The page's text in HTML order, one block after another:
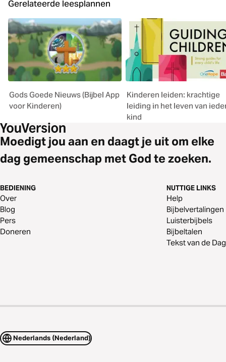
Gerelateerde leesplannen
Gods Goede Nieuws (Bijbel App
voor Kinderen)
Kinderen leiden: krachtige
leiding in het leven van
kind
Moedigt jou aan en daagt je uit om elke
dag gemeenschap met God te zoeken.
BEDIENING
Over
Blog
Pers
Doneren
NUTTIGE LINKS
Help
Bijbelvertalingen
Luisterbijbels
Bijbeltalen
Tekst van de Dag
Nederlands (Nederland)